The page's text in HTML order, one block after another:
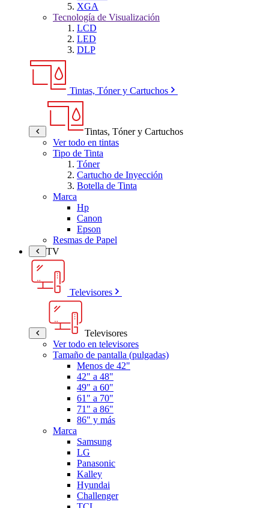
XGA
Tecnología de Visualización
LCD
LED
DLP
Tintas, Tóner y Cartuchos
Tintas, Tóner y Cartuchos
Ver todo en tintas
Tipo de Tinta
Tóner
Cartucho de Inyección
Botella de Tinta
Marca
Hp
Canon
Epson
Resmas de Papel
TV
Televisores
Televisores
Ver todo en televisores
Tamaño de pantalla (pulgadas)
Menos de 42"
42" a 48"
49" a 60"
61" a 70"
71" a 86"
86" y más
Marca
Samsung
LG
Panasonic
Kalley
Hyundai
Challenger